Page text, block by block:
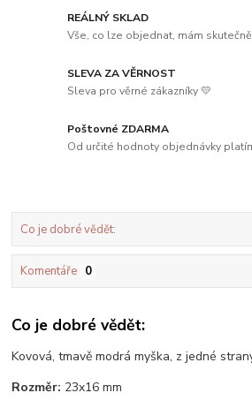
REÁLNÝ SKLAD
Vše, co lze objednat, mám
SLEVA ZA VĚRNOST
Sleva pro věrné zákazníky 💛
Poštovné ZDARMA
Od určité hodnoty objednávky
Co je dobré vědět:
Komentáře 0
Co je dobré vědět:
Kovová, tmavě modrá myška, z jedné
Rozměr: 23x16 mm